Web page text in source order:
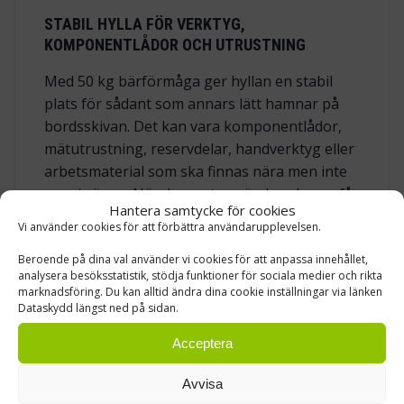
Hantera samtycke för cookies
Vi använder cookies för att förbättra användarupplevelsen.
Beroende på dina val använder vi cookies för att anpassa innehållet,
analysera besöksstatistik, stödja funktioner för sociala medier och rikta
marknadsföring. Du kan alltid ändra dina cookie inställningar via länken
Dataskydd längst ned på sidan.
Acceptera
Avvisa
STABIL HYLLA FÖR VERKTYG,
KOMPONENTLÅDOR OCH UTRUSTNING
Med 50 kg bärförmåga ger hyllan en stabil
plats för sådant som annars lätt hamnar på
bordsskivan. Det kan vara komponentlådor,
mätutrustning, reservdelar, handverktyg eller
arbetsmaterial som ska finnas nära men inte
vara i vägen. När de mest använda sakerna får
en egen plats blir arbetsbordet lättare att
hålla rent och överskådligt. Det sparar tid i
vardagen och minskar risken för att verktyg
eller delar blandas ihop mellan olika
arbetsmoment.
Stålhyllan är tillverkad av pulverlackerat stål i